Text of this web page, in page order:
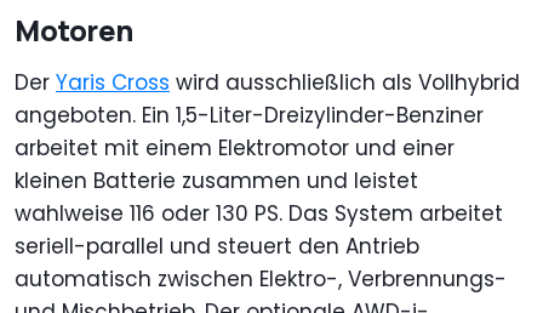
Motoren
Der Yaris Cross wird ausschließlich als Vollhybrid
angeboten. Ein 1,5-Liter-Dreizylinder-Benziner
arbeitet mit einem Elektromotor und einer
kleinen Batterie zusammen und leistet
wahlweise 116 oder 130 PS. Das System arbeitet
seriell-parallel und steuert den Antrieb
automatisch zwischen Elektro-, Verbrennungs-